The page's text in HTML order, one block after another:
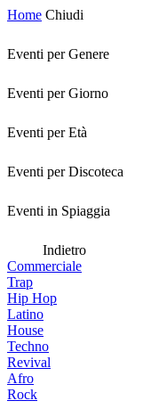
Home Chiudi
Eventi per Genere
Eventi per Giorno
Eventi per Età
Eventi per Discoteca
Eventi in Spiaggia
Indietro
Commerciale
Trap
Hip Hop
Latino
House
Techno
Revival
Afro
Rock